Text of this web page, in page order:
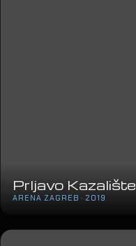
Prljavo Kazalište
ARENA ZAGREB · 2019